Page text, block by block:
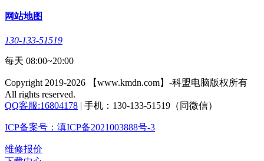
网站地图
130-133-51519
每天 08:00~20:00
Copyright 2019-2026 【www.kmdn.com】-科盟电脑版权所有
All rights reserved.
QQ客服:16804178 | 手机：130-133-51519（同微信）
ICP备案号：滇ICP备2021003888号-3
维修报价